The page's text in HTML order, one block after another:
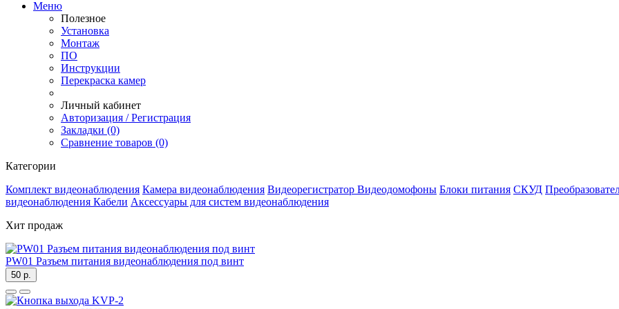
Меню
Полезное
Установка
Монтаж
ПО
Инструкции
Перекраска камер
Личный кабинет
Авторизация / Регистрация
Закладки (0)
Сравнение товаров (0)
Категории
Комплект видеонаблюдения Камера видеонаблюдения Видеорегистратор Видеодомофоны Блоки питания СКУД
видеонаблюдения Кабели Аксессуары для систем видеонаблюдения
Хит продаж
PW01 Разъем питания видеонаблюдения под винт
50 р.